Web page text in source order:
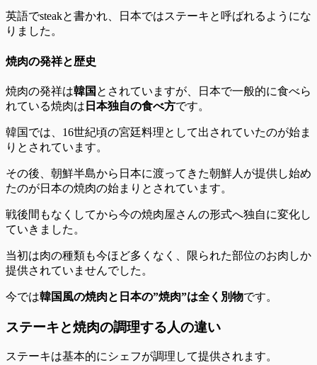
英語でsteakと書かれ、日本ではステーキと呼ばれるようにな
りました。
焼肉の発祥と歴史
焼肉の発祥は韓国 とされていますが、日本で一般的に食べら
れている焼肉は 日本独自の食べ方です。
韓国では、16世紀頃の宮廷料理として出されていたのが始ま
りとされています。
その後、朝鮮半島から日本に渡ってきた朝鮮人が提供し始め
たのが日本の焼肉の始まりとされています。
戦後間もなくしてから今の焼肉屋さんの形式へ独自に変化し
ていきました。
当初は肉の種類も今ほど多くなく、限られた部位のお肉しか
提供されていませんでした。
今では韓国風の焼肉と日本の”焼肉”は全く別物です。
ステーキと焼肉の調理する人の違い
ステーキは基本的にシェフが調理して提供されます。